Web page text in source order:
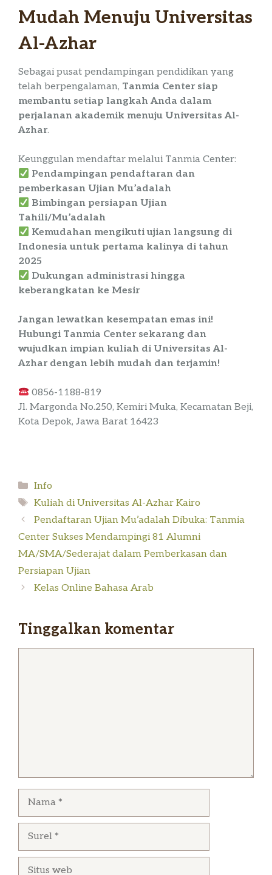
Mudah Menuju Universitas
Al-Azhar
Sebagai pusat pendampingan pendidikan yang
telah berpengalaman, Tanmia Center siap
membantu setiap langkah Anda dalam
perjalanan akademik menuju Universitas Al-
Azhar.
Keunggulan mendaftar melalui Tanmia Center:
Pendampingan pendaftaran dan
pemberkasan Ujian Mu’adalah
Bimbingan persiapan Ujian
Tahili/Mu’adalah
Kemudahan mengikuti ujian langsung di
Indonesia untuk pertama kalinya di tahun
2025
Dukungan administrasi hingga
keberangkatan ke Mesir
Jangan lewatkan kesempatan emas ini!
Hubungi Tanmia Center sekarang dan
wujudkan impian kuliah di Universitas Al-
Azhar dengan lebih mudah dan terjamin!
0856-1188-819
Jl. Margonda No.250, Kemiri Muka, Kecamatan Beji,
Kota Depok, Jawa Barat 16423
Kategori
Info
Tag
Kuliah di Universitas Al-Azhar Kairo
Pendaftaran Ujian Mu’adalah Dibuka: Tanmia
Center Sukses Mendampingi 81 Alumni
MA/SMA/Sederajat dalam Pemberkasan dan
Persiapan Ujian
Kelas Online Bahasa Arab
Tinggalkan komentar